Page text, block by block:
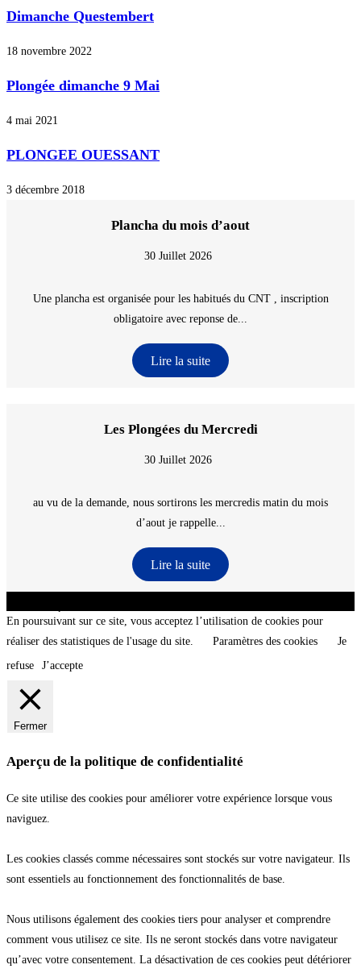
Dimanche Questembert
18 novembre 2022
Plongée dimanche 9 Mai
4 mai 2021
PLONGEE OUESSANT
3 décembre 2018
Plancha du mois d’aout
30 Juillet 2026
Une plancha est organisée pour les habitués du CNT , inscription
obligatoire avec reponse de...
Lire la suite
Les Plongées du Mercredi
30 Juillet 2026
au vu de la demande, nous sortirons les mercredis matin du mois
d’aout je rappelle...
Lire la suite
En poursuivant sur ce site, vous acceptez l’utilisation de cookies pour
réaliser des statistiques de l'usage du site.
Paramètres des cookies
Je
refuse
J’accepte
Fermer
Aperçu de la politique de confidentialité
Ce site utilise des cookies pour améliorer votre expérience lorsque vous
naviguez.
Les cookies classés comme nécessaires sont stockés sur votre navigateur. Ils
sont essentiels au fonctionnement des fonctionnalités de base.
Nous utilisons également des cookies tiers pour analyser et comprendre
comment vous utilisez ce site. Ils ne seront stockés dans votre navigateur
qu’avec votre consentement. La désactivation de ces cookies peut détériorer